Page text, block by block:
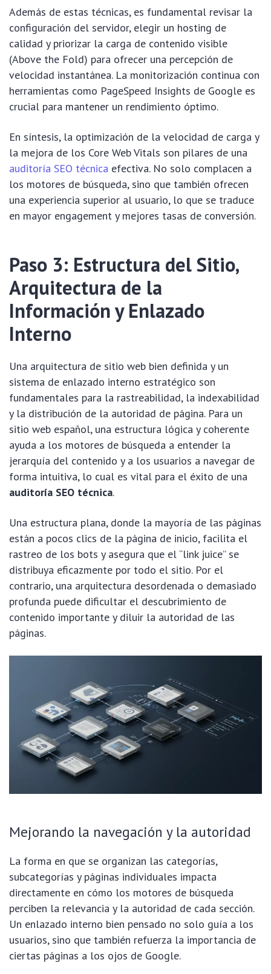
Además de estas técnicas, es fundamental revisar la
configuración del servidor, elegir un hosting de
calidad y priorizar la carga de contenido visible
(Above the Fold) para ofrecer una percepción de
velocidad instantánea. La monitorización continua con
herramientas como PageSpeed Insights de Google es
crucial para mantener un rendimiento óptimo.
En síntesis, la optimización de la velocidad de carga y
la mejora de los Core Web Vitals son pilares de una
auditoría SEO técnica efectiva. No solo complacen a
los motores de búsqueda, sino que también ofrecen
una experiencia superior al usuario, lo que se traduce
en mayor engagement y mejores tasas de conversión.
Paso 3: Estructura del Sitio,
Arquitectura de la
Información y Enlazado
Interno
Una arquitectura de sitio web bien definida y un
sistema de enlazado interno estratégico son
fundamentales para la rastreabilidad, la indexabilidad
y la distribución de la autoridad de página. Para un
sitio web español, una estructura lógica y coherente
ayuda a los motores de búsqueda a entender la
jerarquía del contenido y a los usuarios a navegar de
forma intuitiva, lo cual es vital para el éxito de una
auditoría SEO técnica.
Una estructura plana, donde la mayoría de las páginas
están a pocos clics de la página de inicio, facilita el
rastreo de los bots y asegura que el “link juice” se
distribuya eficazmente por todo el sitio. Por el
contrario, una arquitectura desordenada o demasiado
profunda puede dificultar el descubrimiento de
contenido importante y diluir la autoridad de las
páginas.
Mejorando la navegación y la autoridad
La forma en que se organizan las categorías,
subcategorías y páginas individuales impacta
directamente en cómo los motores de búsqueda
perciben la relevancia y la autoridad de cada sección.
Un enlazado interno bien pensado no solo guía a los
usuarios, sino que también refuerza la importancia de
ciertas páginas a los ojos de Google.